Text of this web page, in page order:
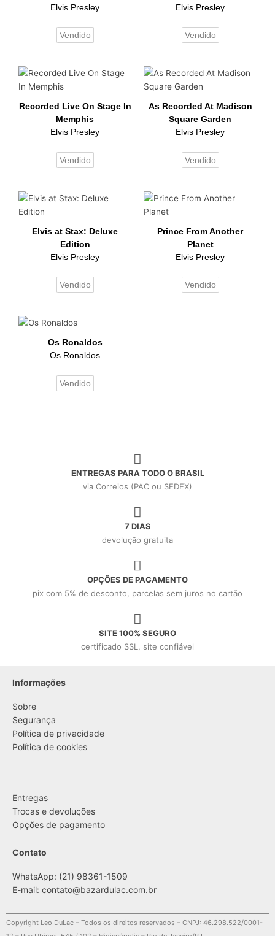
Elvis Presley
Vendido
Elvis Presley
Vendido
Recorded Live On Stage In
Memphis
Elvis Presley
Vendido
As Recorded At Madison
Square Garden
Elvis Presley
Vendido
Elvis at Stax: Deluxe
Edition
Elvis Presley
Vendido
Prince From Another
Planet
Elvis Presley
Vendido
Os Ronaldos
Os Ronaldos
Vendido
ENTREGAS PARA TODO O BRASIL
via Correios (PAC ou SEDEX)
7 DIAS
devolução gratuita
OPÇÕES DE PAGAMENTO
pix com 5% de desconto, parcelas sem juros no cartão
SITE 100% SEGURO
certificado SSL, site confiável
Informações
Sobre
Segurança
Política de privacidade
Política de cookies
Entregas
Trocas e devoluções
Opções de pagamento
Contato
WhatsApp: (21) 98361-1509
E-mail: contato@bazardulac.com.br
Copyright Leo DuLac – Todos os direitos reservados – CNPJ: 46.298.522/0001-